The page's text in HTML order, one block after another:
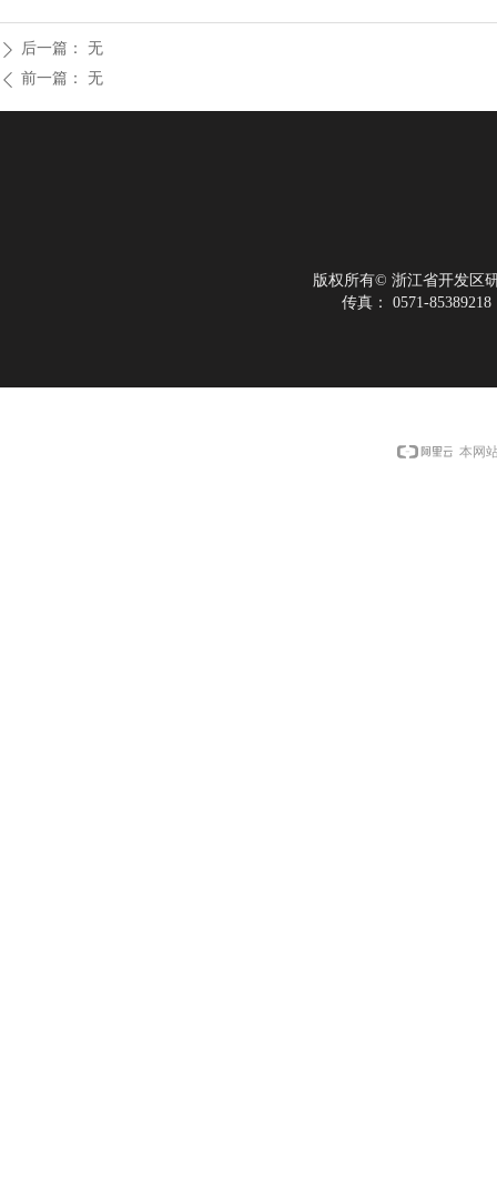
ꄴ 前一篇： 无
ꄲ 后一篇： 无
版权所有© 浙江省开发区
传真：
0571-85389218
本网